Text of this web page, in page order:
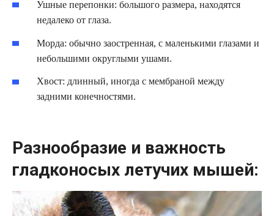
Ушные перепонки: большого размера, находятся
недалеко от глаза.
Морда: обычно заостренная, с маленькими глазами и
небольшими округлыми ушами.
Хвост: длинный, иногда с мембраной между
задними конечностями.
Разнообразие и важность
гладконосых летучих мышей: